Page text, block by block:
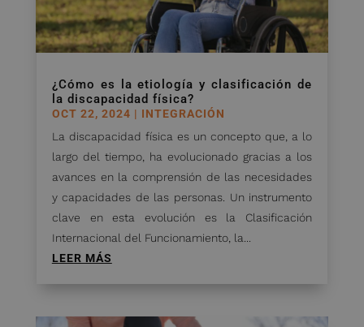
¿Cómo es la etiología y clasificación de
la discapacidad física?
OCT 22, 2024 | INTEGRACIÓN
La discapacidad física es un concepto que, a lo
largo del tiempo, ha evolucionado gracias a los
avances en la comprensión de las necesidades
y capacidades de las personas. Un instrumento
clave en esta evolución es la Clasificación
Internacional del Funcionamiento, la...
LEER MÁS